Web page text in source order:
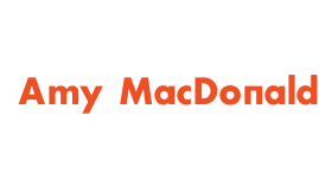
Amy MacDonald